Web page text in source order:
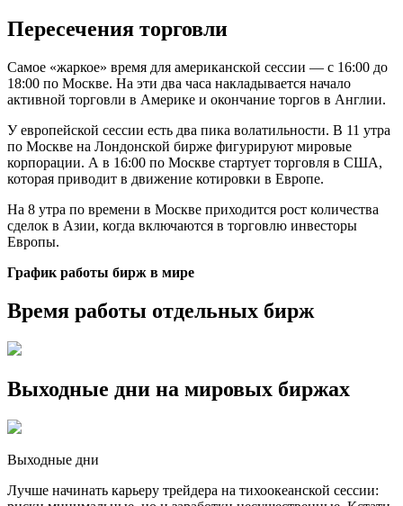
Пересечения торговли
Самое «жаркое» время для американской сессии — с 16:00 до
18:00 по Москве. На эти два часа накладывается начало
активной торговли в Америке и окончание торгов в Англии.
У европейской сессии есть два пика волатильности. В 11 утра
по Москве на Лондонской бирже фигурируют мировые
корпорации. А в 16:00 по Москве стартует торговля в США,
которая приводит в движение котировки в Европе.
На 8 утра по времени в Москве приходится рост количества
сделок в Азии, когда включаются в торговлю инвесторы
Европы.
График работы бирж в мире
Время работы отдельных бирж
Выходные дни на мировых биржах
Выходные дни
Лучше начинать карьеру трейдера на тихоокеанской сессии: